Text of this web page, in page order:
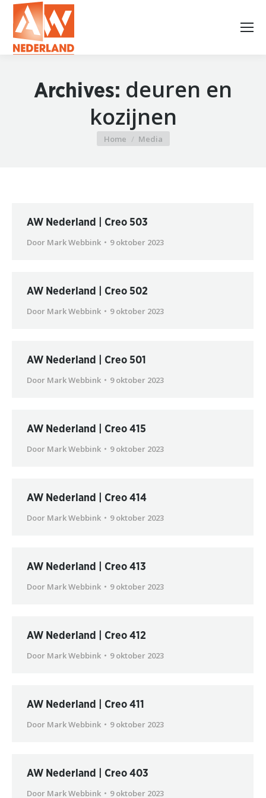
Archives: deuren en
kozijnen
Je bent hier:
Home Media
AW Nederland | Creo 503
Door Mark Webbink 9 oktober 2023
AW Nederland | Creo 502
Door Mark Webbink 9 oktober 2023
AW Nederland | Creo 501
Door Mark Webbink 9 oktober 2023
AW Nederland | Creo 415
Door Mark Webbink 9 oktober 2023
AW Nederland | Creo 414
Door Mark Webbink 9 oktober 2023
AW Nederland | Creo 413
Door Mark Webbink 9 oktober 2023
AW Nederland | Creo 412
Door Mark Webbink 9 oktober 2023
AW Nederland | Creo 411
Door Mark Webbink 9 oktober 2023
AW Nederland | Creo 403
Door Mark Webbink 9 oktober 2023